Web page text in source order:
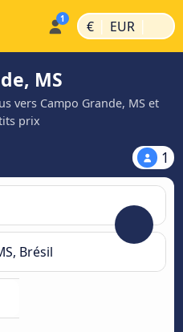
€ | EUR |
MS
vers Campo Grande, MS et
prix
1